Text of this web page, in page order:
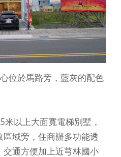
位於馬路旁，藍灰的配色
米以上大面寬電梯別墅，
域旁，住商辦多功能透
交通方便加上近芎林國小